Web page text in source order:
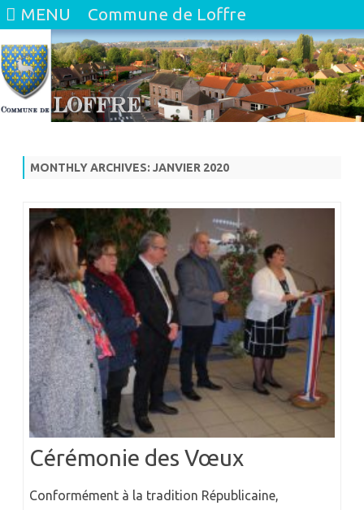
MENU Commune de Loffre
MONTHLY ARCHIVES: JANVIER 2020
Cérémonie des Vœux
Conformément à la tradition Républicaine,